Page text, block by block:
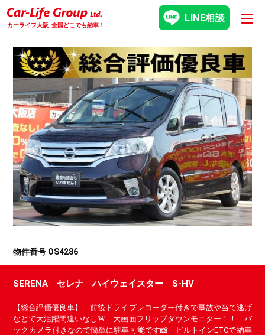
カーライフ大阪 全国どこでも納車！
LINE相談
物件番号 OS4286
SERENA セレナ ハイウェイスター S-HV
【総合評価優良車】 前後ドライブレコーダー付きで事故や当て逃げ
などで大活躍間違いなし🚨 大画面フリップダウンモニター！！ バ
ックカメラ付きなので簡単に駐車可能です📸 ビルトインETCで納車